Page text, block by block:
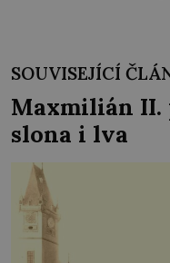
SOUVISEJÍCÍ
Maxmilián II.
slona i lva